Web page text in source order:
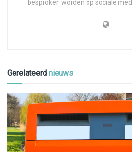
besproken worden op sociale
Gerelateerd nieuws